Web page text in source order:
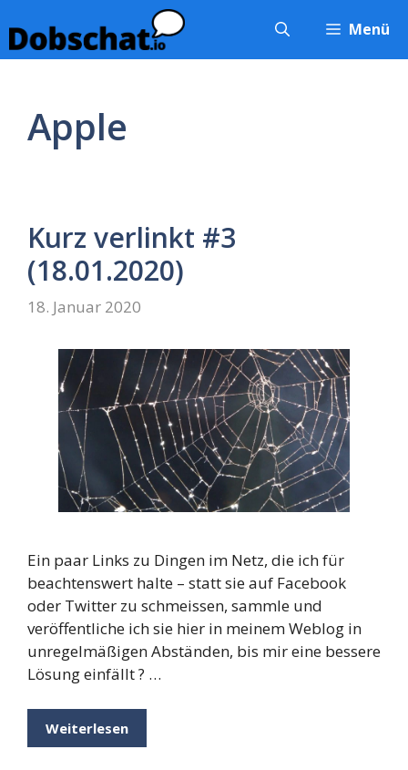
Inhalt
springen
Menü
Apple
Kurz verlinkt #3
(18.01.2020)
18. Januar 2020
Ein paar Links zu Dingen im Netz, die ich für
beachtenswert halte – statt sie auf Facebook
oder Twitter zu schmeissen, sammle und
veröffentliche ich sie hier in meinem Weblog in
unregelmäßigen Abständen, bis mir eine bessere
Lösung einfällt ? …
Weiterlesen